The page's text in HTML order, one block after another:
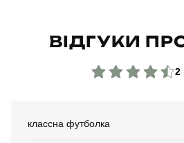
ВІДГУКИ
2
классна футболка